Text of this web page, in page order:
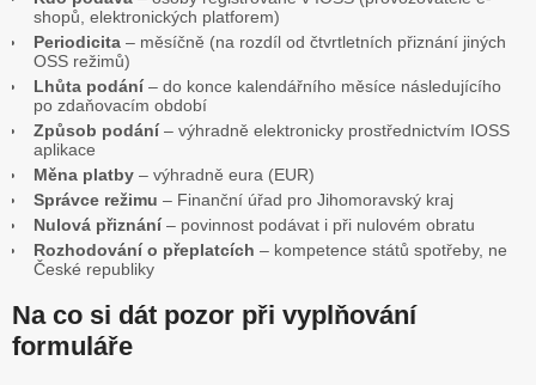
shopů, elektronických platforem)
Periodicita – měsíčně (na rozdíl od čtvrtletních přiznání jiných
OSS režimů)
Lhůta podání– do konce kalendářního měsíce následujícího
po zdaňovacím období
Způsob podání– výhradně elektronicky prostřednictvím IOSS
aplikace
Měna platby – výhradně eura (EUR)
Správce režimu – Finanční úřad pro Jihomoravský kraj
Nulová přiznání– povinnost podávat i při nulovém obratu
Rozhodování o přeplatcích – kompetence států spotřeby, ne
České republiky
Na co si dát pozor při vyplňování
formuláře